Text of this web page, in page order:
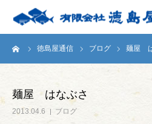
徳島屋通信 ブログ 麺屋
麺屋 はなぶさ
2013.04.6 ブログ
HOME